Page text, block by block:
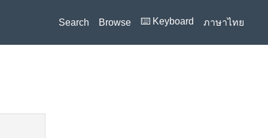
Search Browse ⌨️ Keyboard ภาษาไทย